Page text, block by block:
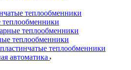
теплообменники
теплообменники
теплообменники
теплообменники
автоматика